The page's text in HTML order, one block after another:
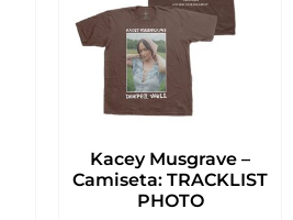
Kacey Musgrave –
Camiseta: TRACKLIST
PHOTO